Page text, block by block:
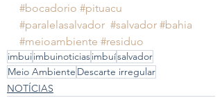
#bocadorio #pituacu
#paralelasalvador #salvador #bahia
#meioambiente #residuo
imbuiimbuinoticiasimbuísalvador
Meio Ambiente Descarte irregular
NOTÍCIAS